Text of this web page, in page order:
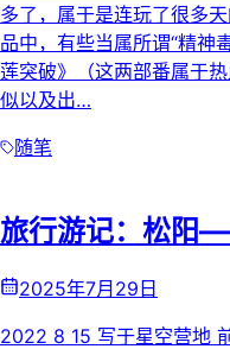
多了，属于是连玩了很多
品中，有些当属所谓“精神
莲突破》（这两部番属于
似以及出…
随笔
旅行游记：松阳
2025年7月29日
2022 8 15 写于星空营地